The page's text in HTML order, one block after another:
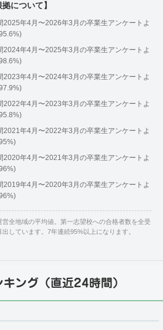
について】
2025年4月〜2026年3月の卒業生アンケートよ
2024年4月〜2025年3月の卒業生アンケートよ
2023年4月〜2024年3月の卒業生アンケートよ
2022年4月〜2023年3月の卒業生アンケートよ
2021年4月〜2022年3月の卒業生アンケートよ
2020年4月〜2021年3月の卒業生アンケートよ
2019年4月〜2020年3月の卒業生アンケートよ
全地域の平均値。第一志望校への合格者数を全受
しています。7年連続95%以上になります。
ング（直近24時間）